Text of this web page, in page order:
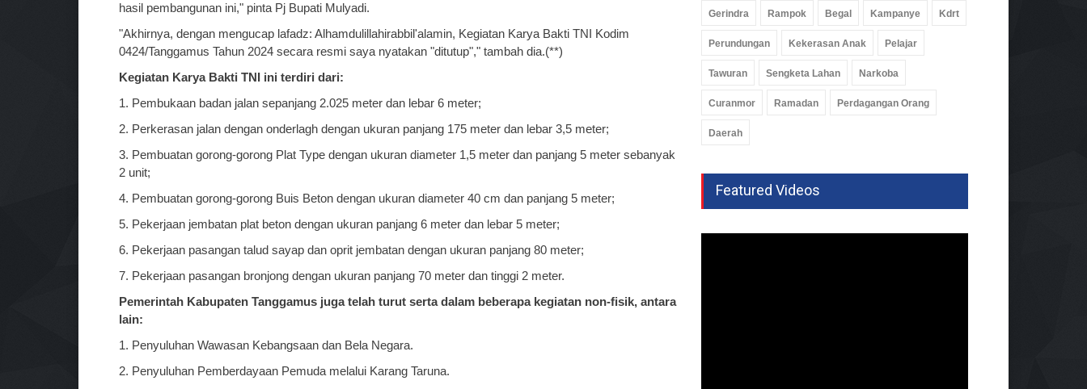
hasil pembangunan ini," pinta Pj Bupati Mulyadi.
"Akhirnya, dengan mengucap lafadz: Alhamdulillahirabbil'alamin, Kegiatan Karya Bakti TNI Kodim
0424/Tanggamus Tahun 2024 secara resmi saya nyatakan "ditutup"," tambah dia.(**)
Kegiatan Karya Bakti TNI ini terdiri dari:
1. Pembukaan badan jalan sepanjang 2.025 meter dan lebar 6 meter;
2. Perkerasan jalan dengan onderlagh dengan ukuran panjang 175 meter dan lebar 3,5 meter;
3. Pembuatan gorong-gorong Plat Type dengan ukuran diameter 1,5 meter dan panjang 5 meter sebanyak
2 unit;
4. Pembuatan gorong-gorong Buis Beton dengan ukuran diameter 40 cm dan panjang 5 meter;
5. Pekerjaan jembatan plat beton dengan ukuran panjang 6 meter dan lebar 5 meter;
6. Pekerjaan pasangan talud sayap dan oprit jembatan dengan ukuran panjang 80 meter;
7. Pekerjaan pasangan bronjong dengan ukuran panjang 70 meter dan tinggi 2 meter.
Pemerintah Kabupaten Tanggamus juga telah turut serta dalam beberapa kegiatan non-fisik, antara
lain:
1. Penyuluhan Wawasan Kebangsaan dan Bela Negara.
2. Penyuluhan Pemberdayaan Pemuda melalui Karang Taruna.
Gerindra Rampok Begal Kampanye Kdrt
Perundungan Kekerasan Anak Pelajar
Tawuran Sengketa Lahan Narkoba
Curanmor Ramadan Perdagangan Orang
Daerah
Featured Videos